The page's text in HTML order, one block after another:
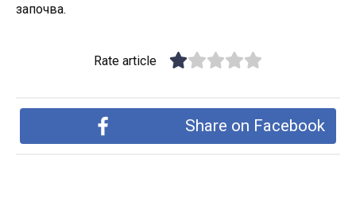
започва.
Rate article
Share on Facebook